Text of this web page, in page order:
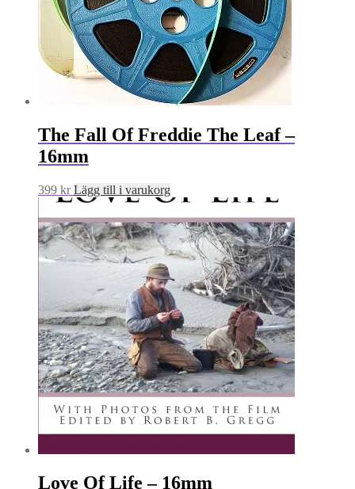
The Fall Of Freddie The Leaf –
16mm
399 kr Lägg till i varukorg
Love Of Life – 16mm